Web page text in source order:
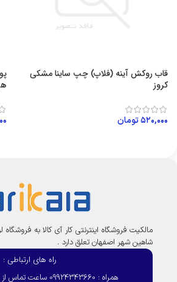
قاب روکش آینه (فلاپ) چپ ساینا مشکی
کروز
۵۲۰,۰۰۰تومان
مالکیت فروشگاه اینترنتی کار آی کالا به
شاهین شهر اصفهان تعلق دارد .
راه های ارتباطی :
همراه : 09924343660 ساعت تماس از 8 صبح الی 6 عصر